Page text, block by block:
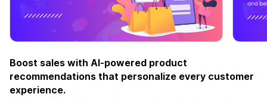
Boost sales with AI-powered product
recommendations that personalize every customer
experience.